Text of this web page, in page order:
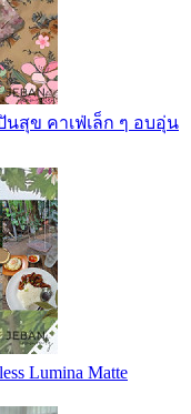
สุข คาเฟ่เล็ก ๆ อบอุ่น
Lumina Matte